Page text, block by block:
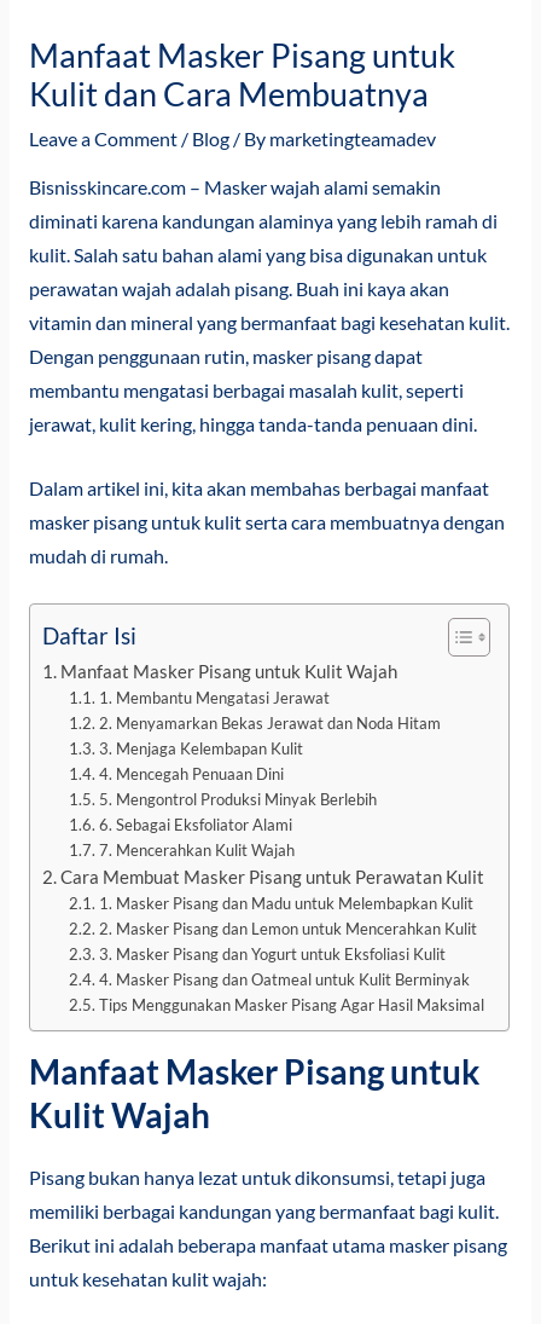
Manfaat Masker Pisang untuk
Kulit dan Cara Membuatnya
Leave a Comment / Blog/ By marketingteamadev
Bisnisskincare.com– Masker wajah alami semakin
diminati karena kandungan alaminya yang lebih ramah di
kulit. Salah satu bahan alami yang bisa digunakan untuk
perawatan wajah adalah pisang. Buah ini kaya akan
vitamin dan mineral yang bermanfaat bagi kesehatan kulit.
Dengan penggunaan rutin, masker pisang dapat
membantu mengatasi berbagai masalah kulit, seperti
jerawat, kulit kering, hingga tanda-tanda penuaan dini.
Dalam artikel ini, kita akan membahas berbagai manfaat
masker pisang untuk kulit serta cara membuatnya dengan
mudah di rumah.
Daftar Isi
Manfaat Masker Pisang untuk Kulit Wajah
1. Membantu Mengatasi Jerawat
2. Menyamarkan Bekas Jerawat dan Noda Hitam
3. Menjaga Kelembapan Kulit
4. Mencegah Penuaan Dini
5. Mengontrol Produksi Minyak Berlebih
6. Sebagai Eksfoliator Alami
7. Mencerahkan Kulit Wajah
Cara Membuat Masker Pisang untuk Perawatan Kulit
1. Masker Pisang dan Madu untuk Melembapkan Kulit
2. Masker Pisang dan Lemon untuk Mencerahkan Kulit
3. Masker Pisang dan Yogurt untuk Eksfoliasi Kulit
4. Masker Pisang dan Oatmeal untuk Kulit Berminyak
Tips Menggunakan Masker Pisang Agar Hasil Maksimal
Manfaat Masker Pisang untuk
Kulit Wajah
Pisang bukan hanya lezat untuk dikonsumsi, tetapi juga
memiliki berbagai kandungan yang bermanfaat bagi kulit.
Berikut ini adalah beberapa manfaat utama masker pisang
untuk kesehatan kulit wajah: